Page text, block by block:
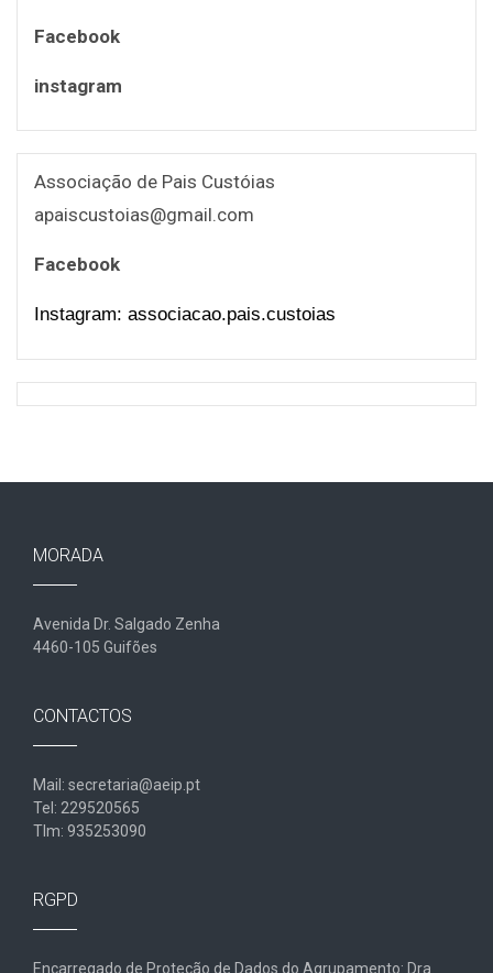
Facebook
instagram
Associação de Pais Custóias
apaiscustoias@gmail.com
Facebook
Instagram: associacao.pais.custoias
MORADA
Avenida Dr. Salgado Zenha
4460-105 Guifões
CONTACTOS
Mail: secretaria@aeip.pt
Tel: 229520565
Tlm: 935253090
RGPD
Encarregado de Proteção de Dados do Agrupamento: Dra.